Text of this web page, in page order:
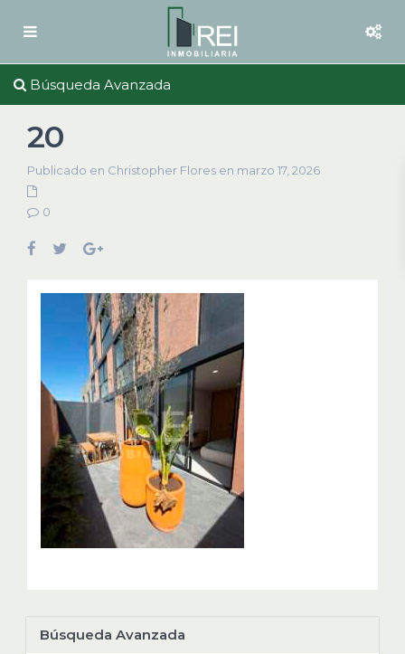
Búsqueda Avanzada
20
Publicado en Christopher Flores en marzo 17, 2026
0
Búsqueda Avanzada